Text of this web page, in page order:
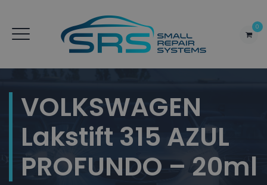
0
VOLKSWAGEN
Lakstift 315 AZUL
PROFUNDO – 20ml